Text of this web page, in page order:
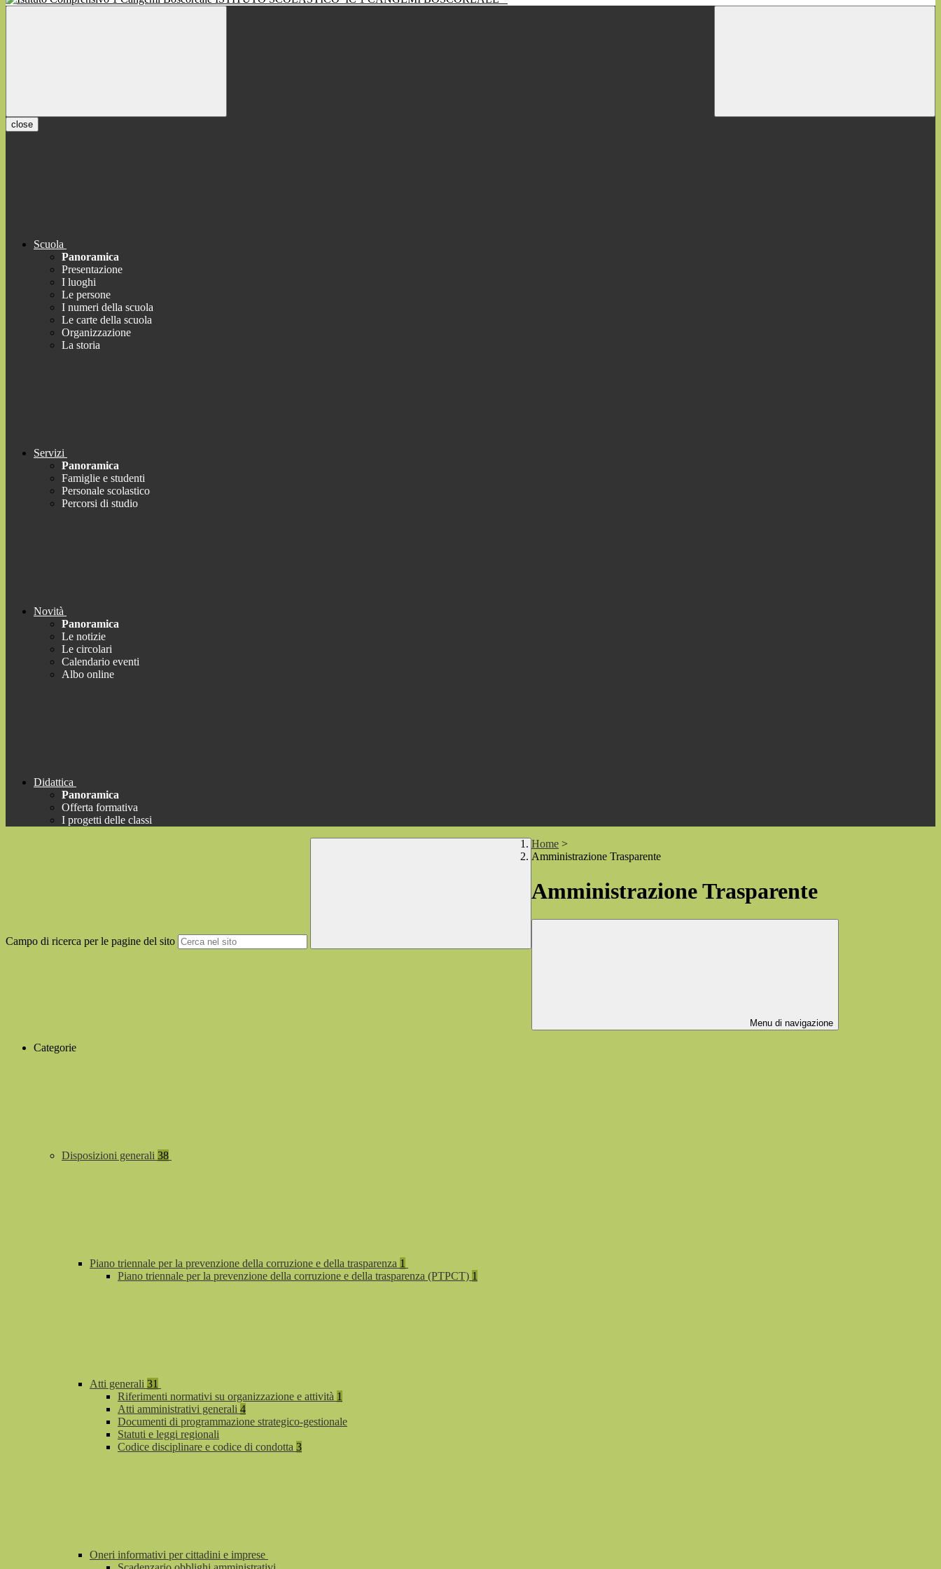
close
Scuola
Panoramica
Presentazione
I luoghi
Le persone
I numeri della scuola
Le carte della scuola
Organizzazione
La storia
Servizi
Panoramica
Famiglie e studenti
Personale scolastico
Percorsi di studio
Novità
Panoramica
Le notizie
Le circolari
Calendario eventi
Albo online
Didattica
Panoramica
Offerta formativa
I progetti delle classi
Campo di ricerca per le pagine del sito
Home >
Amministrazione Trasparente
Amministrazione Trasparente
Menu di navigazione
Categorie
Disposizioni generali 38
Piano triennale per la prevenzione della corruzione e della trasparenza 1
Piano triennale per la prevenzione della corruzione e della trasparenza (PTPCT) 1
Atti generali 31
Riferimenti normativi su organizzazione e attività 1
Atti amministrativi generali 4
Documenti di programmazione strategico-gestionale
Statuti e leggi regionali
Codice disciplinare e codice di condotta 3
Oneri informativi per cittadini e imprese